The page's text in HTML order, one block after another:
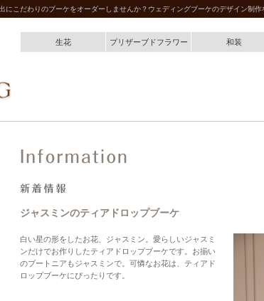
にこだわりのブーケをオーダーしませんか？ウェディングブーケのデザイン制
ジャスミンのティアドロップブーケ
白い星の形をしたお花、ジャスミン。愛らしいジャスミ
ンだけでお作りしたティアドロップブーケです。お揃い
のブートニアもジャスミンで。可憐なお花は、ティアド
ロップブーケにぴったりです。
生花 プリザーブドフラワー 和装